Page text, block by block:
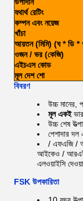
যথার্থ রেটিং
কম্পন এবং নয়েজ
খাঁচা
আয়তন (মিমি) (ঘ * ডি *
ওজন / ভর (কেজি)
এইচএস কোড
মূল দেশ শো
বিবরণ
উচ্চ মানের,
মূল একই
উচ্চ শেষ
পেশাদার দল
/ এফএজি /
আইকেও /
এলওয়াইসি
FSK উপকারিতা